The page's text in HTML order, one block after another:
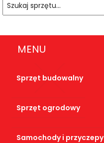
MENU
Sprzęt budowalny
Sprzęt ogrodowy
Samochody i przyczepy